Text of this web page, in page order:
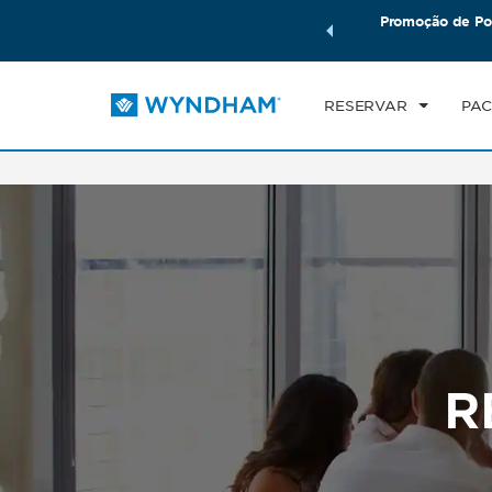
os Pacotes de Viagem Wyndham. Ganhe também
Promoção de
RESERVAR